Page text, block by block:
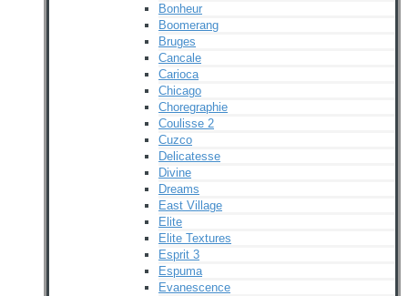
Bonheur
Boomerang
Bruges
Cancale
Carioca
Chicago
Choregraphie
Coulisse 2
Cuzco
Delicatesse
Divine
Dreams
East Village
Elite
Elite Textures
Esprit 3
Espuma
Evanescence